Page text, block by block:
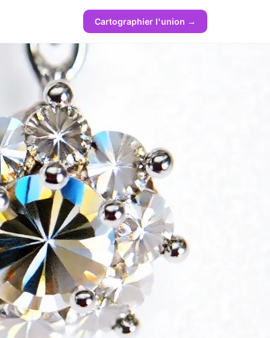
Cartographier l'union →